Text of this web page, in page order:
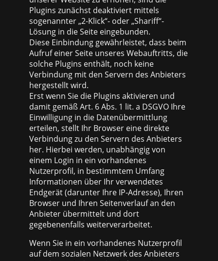
Plugins zunächst deaktiviert mittels
sogenannter „2-Klick“- oder „Shariff“-
Lösung in die Seite eingebunden.
Diese Einbindung gewährleistet, dass beim
Aufruf einer Seite unseres Webauftritts, die
solche Plugins enthält, noch keine
Verbindung mit den Servern des Anbieters
hergestellt wird.
Erst wenn Sie die Plugins aktivieren und
damit gemäß Art. 6 Abs. 1 lit. a DSGVO Ihre
Einwilligung in die Datenübermittlung
erteilen, stellt Ihr Browser eine direkte
Verbindung zu den Servern des Anbieters
her. Hierbei werden, unabhängig von
einem Login in ein vorhandenes
Nutzerprofil, in bestimmtem Umfang
Informationen über Ihr verwendetes
Endgerät (darunter Ihre IP-Adresse), Ihren
Browser und Ihren Seitenverlauf an den
Anbieter übermittelt und dort
gegebenenfalls weiterverarbeitet.
Wenn Sie in ein vorhandenes Nutzerprofil
auf dem sozialen Netzwerk des Anbieters